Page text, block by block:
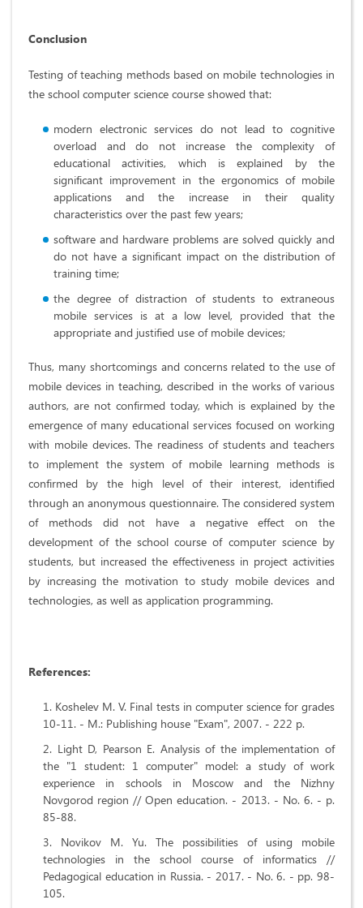
Conclusion
Testing of teaching methods based on mobile technologies in
the school computer science course showed that:
modern electronic services do not lead to cognitive
overload and do not increase the complexity of
educational activities, which is explained by the
significant improvement in the ergonomics of mobile
applications and the increase in their quality
characteristics over the past few years;
software and hardware problems are solved quickly and
do not have a significant impact on the distribution of
training time;
the degree of distraction of students to extraneous
mobile services is at a low level, provided that the
appropriate and justified use of mobile devices;
Thus, many shortcomings and concerns related to the use of
mobile devices in teaching, described in the works of various
authors, are not confirmed today, which is explained by the
emergence of many educational services focused on working
with mobile devices. The readiness of students and teachers
to implement the system of mobile learning methods is
confirmed by the high level of their interest, identified
through an anonymous questionnaire. The considered system
of methods did not have a negative effect on the
development of the school course of computer science by
students, but increased the effectiveness in project activities
by increasing the motivation to study mobile devices and
technologies, as well as application programming.
References:
Koshelev M. V. Final tests in computer science for grades
10-11. - M.: Publishing house "Exam", 2007. - 222 p.
Light D, Pearson E. Analysis of the implementation of
the "1 student: 1 computer" model: a study of work
experience in schools in Moscow and the Nizhny
Novgorod region // Open education. - 2013. - No. 6. - p.
85-88.
Novikov M. Yu. The possibilities of using mobile
technologies in the school course of informatics //
Pedagogical education in Russia. - 2017. - No. 6. - pp. 98-
105.